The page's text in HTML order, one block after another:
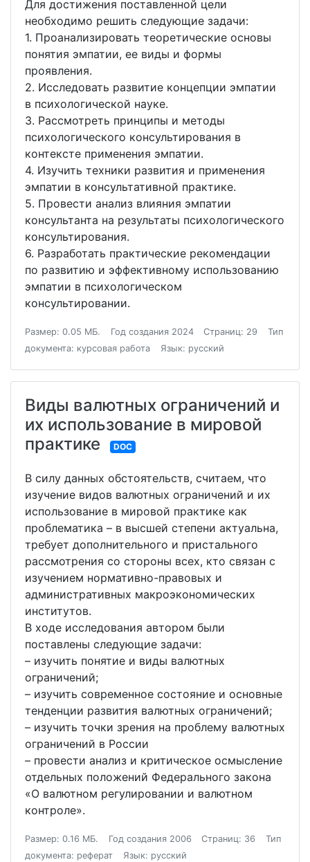
Для достижения поставленной цели
необходимо решить следующие задачи:
1. Проанализировать теоретические основы
понятия эмпатии, ее виды и формы
проявления.
2. Исследовать развитие концепции эмпатии
в психологической науке.
3. Рассмотреть принципы и методы
психологического консультирования в
контексте применения эмпатии.
4. Изучить техники развития и применения
эмпатии в консультативной практике.
5. Провести анализ влияния эмпатии
консультанта на результаты психологического
консультирования.
6. Разработать практические рекомендации
по развитию и эффективному использованию
эмпатии в психологическом
консультировании.
Размер: 0.05 МБ. Год создания 2024 Страниц: 29
Тип
документа: курсовая работа
Язык: русский
Виды валютных ограничений и
их использование в мировой
практике
DOC
В силу данных обстоятельств, считаем, что
изучение видов валютных ограничений и их
использование в мировой практике как
проблематика – в высшей степени актуальна,
требует дополнительного и пристального
рассмотрения со стороны всех, кто связан с
изучением нормативно-правовых и
административных макроэкономических
институтов.
В ходе исследования автором были
поставлены следующие задачи:
– изучить понятие и виды валютных
ограничений;
– изучить современное состояние и основные
тенденции развития валютных ограничений;
– изучить точки зрения на проблему валютных
ограничений в России
– провести анализ и критическое осмысление
отдельных положений Федерального закона
«О валютном регулировании и валютном
контроле».
Размер: 0.16 МБ. Год создания 2006 Страниц: 36
Тип
документа: реферат
Язык: русский